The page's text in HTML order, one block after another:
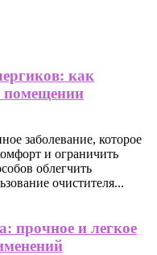
как
помещении
заболевание, которое
и ограничить
облегчить
очистителя...
прочное и легкое